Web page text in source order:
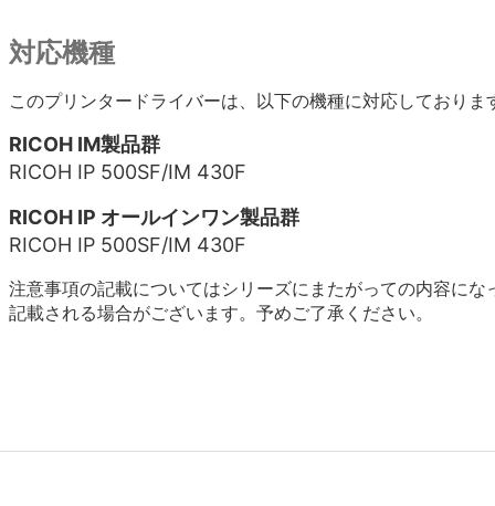
対応機種
このプリンタードライバーは、以下の機種に対応しておりま
RICOH IM製品群
RICOH IP 500SF/IM 430F
RICOH IP オールインワン製品群
RICOH IP 500SF/IM 430F
注意事項の記載についてはシリーズにまたがっての内容に
記載される場合がございます。予めご了承ください。